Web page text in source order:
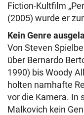
Fiction-Kultfilm
(2005) wurde er
Kein Genre
Von Steven
über Bernardo
1990) bis Woody
holten namhafte
vor die Kamera. In
Malkovich kein